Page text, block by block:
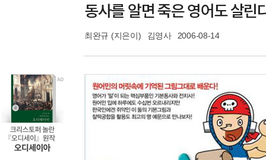
동사를 알면 죽은 영어도 살린
최완규 (지은이) 김영사 2006-08-14